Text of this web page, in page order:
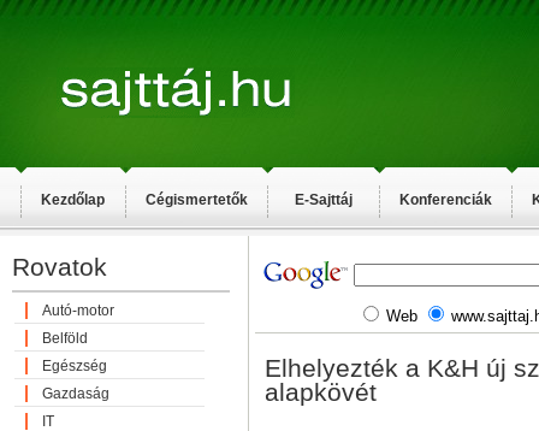
Kezdőlap Cégismertetők E-Sajttáj Konferenciák
Rovatok
Autó-motor
Belföld
Egészség
Gazdaság
IT
Web
Elhelyezték a K&H új
alapkövét